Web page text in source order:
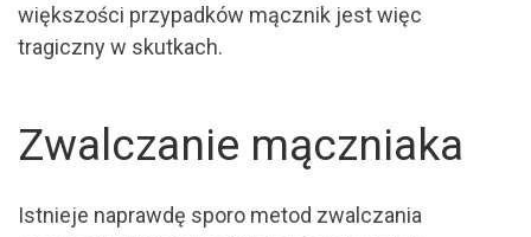
większości przypadków mącznik jest więc
tragiczny w skutkach.
Zwalczanie mączniaka
Istnieje naprawdę sporo metod zwalczania